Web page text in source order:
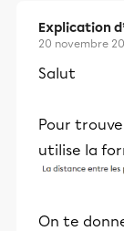
Explication
20 novembre
Salut
Pour
utilise la
On te